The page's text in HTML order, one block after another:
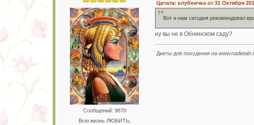
Сообщений: 9870
Всю жизнь ЛЮБИТЬ,
Цитата: клубничка от 31 Октября
Вот и нам сегодня рекомендовал
ну вы не в Обнинском саду?
Диеты для похудения на